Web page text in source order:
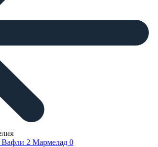
Вафли 2 Мармелад 0